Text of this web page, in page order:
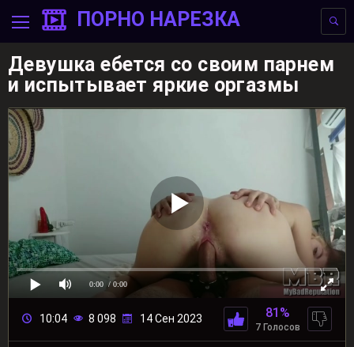
ПОРНО НАРЕЗКА
Девушка ебется со своим парнем
и испытывает яркие оргазмы
0:00 / 0:00
10:04 8 098 14 Сен 2023 81%
7 Голосов